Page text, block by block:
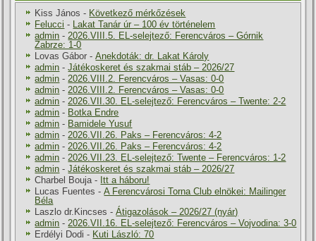
Kiss János - Következő mérkőzések
Felucci - Lakat Tanár úr – 100 év történelem
admin -2026.VIII.5. EL-selejtező: Ferencváros – Górnik
Zabrze: 1-0
Lovas Gábor -Anekdoták: dr. Lakat Károly
admin -Játékoskeret és szakmai stáb – 2026/27
admin -2026.VIII.2. Ferencváros – Vasas: 0-0
admin -2026.VIII.2. Ferencváros – Vasas: 0-0
admin -2026.VII.30. EL-selejtező: Ferencváros – Twente: 2-2
admin - Botka Endre
admin - Bamidele Yusuf
admin -2026.VII.26. Paks – Ferencváros: 4-2
admin -2026.VII.26. Paks – Ferencváros: 4-2
admin -2026.VII.23. EL-selejtező: Twente – Ferencváros: 1-2
admin -Játékoskeret és szakmai stáb – 2026/27
Charbel Bouja- Itt a háboru!
Lucas Fuentes -A Ferencvárosi Torna Club elnökei: Mailinger
Béla
Laszlo dr.Kincses -Átigazolások – 2026/27 (nyár)
admin -2026.VII.16. EL-selejtező: Ferencváros – Vojvodina: 3-0
Erdélyi Dodi - Kuti László: 70